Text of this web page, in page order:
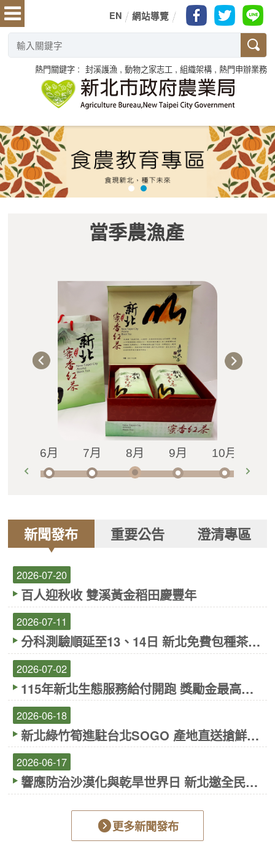
EN 網站導覽
熱門關鍵字 封溪護漁 動物之家志工 組織架構 熱門申辦業務
當季農漁產
新聞發布 重要公告 澄清專區
2026-07-20
百人迎秋收 雙溪黃金稻田慶豐年
2026-07-11
分科測驗順延至13、14日 新北免費包種茶包
助攻「鐵定包中」
2026-07-02
115年新北生態服務給付開跑 獎勵金最高可
領7萬元
2026-06-18
新北綠竹筍進駐台北SOGO 產地直送搶鮮登
場
2026-06-17
響應防治沙漠化與乾旱世界日 新北邀全民種
下一棵樹 守護土地與水源
更多新聞發布